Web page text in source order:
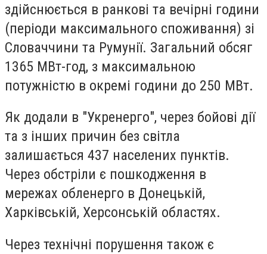
здійснюється в ранкові та вечірні години
(періоди максимального споживання) зі
Словаччини та Румунії. Загальний обсяг
1365 МВт-год, з максимальною
потужністю в окремі години до 250 МВт.
Як додали в "Укренерго", через бойові дії
та з інших причин без світла
залишається 437 населених пунктів.
Через обстріли є пошкодження в
мережах обленерго в Донецькій,
Харківській, Херсонській областях.
Через технічні порушення також є